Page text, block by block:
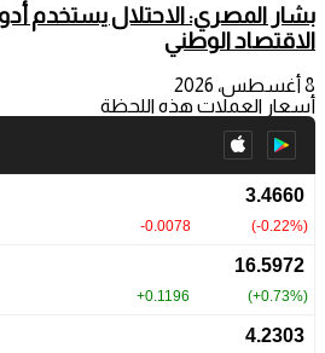
بشار المصري: الاحتلال يستخدم
الاقتصاد الوطني
8 أغسطس، 2026
أسعار العملات هذه اللحظة